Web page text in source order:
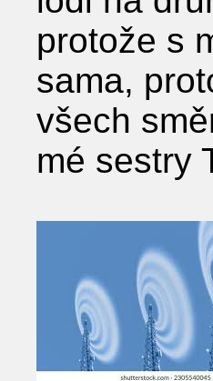
protože s
sama,
všech
mé sestry